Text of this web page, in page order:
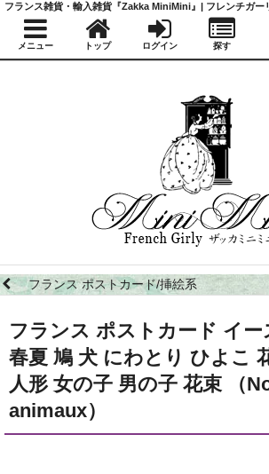
フランス ポストカード/挿絵系
フランス ポストカード イー
春夏 鳩 犬 にわとり ひよこ
人形 女の子 男の子 花束 （
animaux）
メニュー トップ ログイン 探す